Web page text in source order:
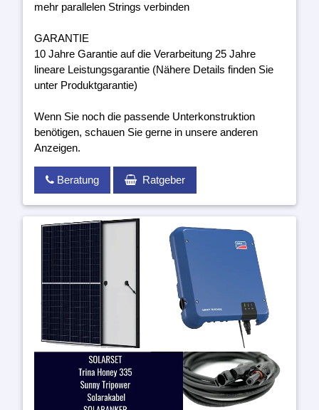
mehr parallelen Strings verbinden
GARANTIE
10 Jahre Garantie auf die Verarbeitung 25 Jahre
lineare Leistungsgarantie (Nähere Details finden Sie
unter Produktgarantie)
Wenn Sie noch die passende Unterkonstruktion
benötigen, schauen Sie gerne in unsere anderen
Anzeigen.
Beratung Ratgeber